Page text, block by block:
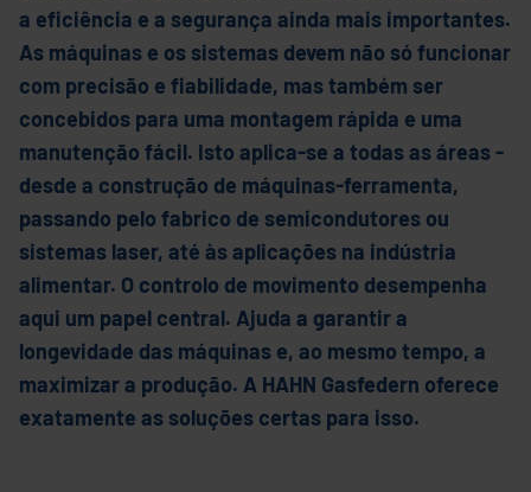
a eficiência e a segurança ainda mais importantes.
As máquinas e os sistemas devem não só funcionar
com precisão e fiabilidade, mas também ser
concebidos para uma montagem rápida e uma
manutenção fácil. Isto aplica-se a todas as áreas -
desde a construção de máquinas-ferramenta,
passando pelo fabrico de semicondutores ou
sistemas laser, até às aplicações na indústria
alimentar. O controlo de movimento desempenha
aqui um papel central. Ajuda a garantir a
longevidade das máquinas e, ao mesmo tempo, a
maximizar a produção. A HAHN Gasfedern oferece
exatamente as soluções certas para isso.